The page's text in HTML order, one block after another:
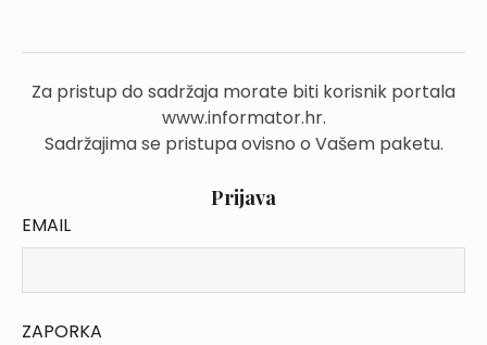
Za pristup do sadržaja morate biti korisnik portala
www.informator.hr.
Sadržajima se pristupa ovisno o Vašem paketu.
Prijava
EMAIL
ZAPORKA